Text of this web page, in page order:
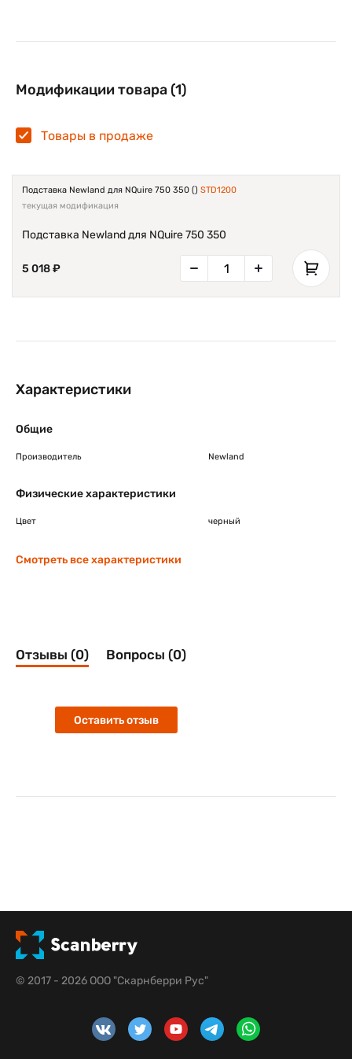
Модификации товара (1)
Товары в продаже
Подставка Newland для NQuire 750 350 () STD1200
текущая модификация
Подставка Newland для NQuire 750 350
5 018 ₽
Характеристики
Общие
Производитель Newland
Физические характеристики
Цвет черный
Смотреть все характеристики
Отзывы (0) Вопросы (0)
Оставить отзыв
© 2017 - 2026 ООО "Скарнберри Рус"